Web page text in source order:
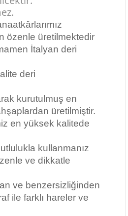
özenle üretilmektedir
İtalyan deri
deri
kurutulmuş en
üretilmiştir.
en yüksek kalitede
kullanmanız
ve dikkatle
ve benzersizliğinden
ile farklı hareler ve